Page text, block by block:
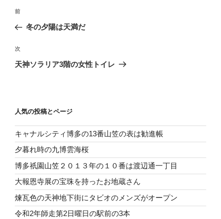
投
ナ
ビ
ゲ
ン
前
の
稿
前
冬の夕陽は天満だ
次
の
次
天神ソラリア3階の女性トイレ
人気の投稿とページ
キャナルシティ博多の13番山笠の表は勧進帳
夕暮れ時の九博雲海桜
博多祇園山笠２０１３年の１０番は渡辺通一丁目
大報恩寺展の宝珠を持ったお地蔵さん
煉瓦色の天神地下街にタビオのメンズがオープン
令和2年師走第2日曜日の駅前の3本